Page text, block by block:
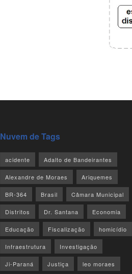
Nuvem de Tags
acidente Adalto de Bandeirantes
Alexandre de Moraes Ariquemes
BR-364 Brasil Câmara Municipal
Distritos Dr. Santana Economia
Educação Fiscalização homicídio
Infraestrutura Investigação
Ji-Paraná Justiça leo moraes